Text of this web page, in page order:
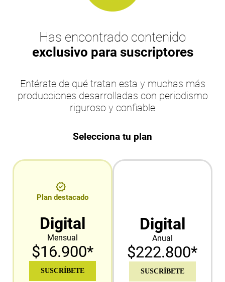
Has encontrado contenido
exclusivo para suscriptores
Entérate de qué tratan esta y muchas más
producciones desarrolladas con periodismo
riguroso y confiable
Selecciona tu plan
Plan destacado
Digital
Mensual
$16.900*
SUSCRÍBETE
Digital
Anual
$222.800*
SUSCRÍBETE